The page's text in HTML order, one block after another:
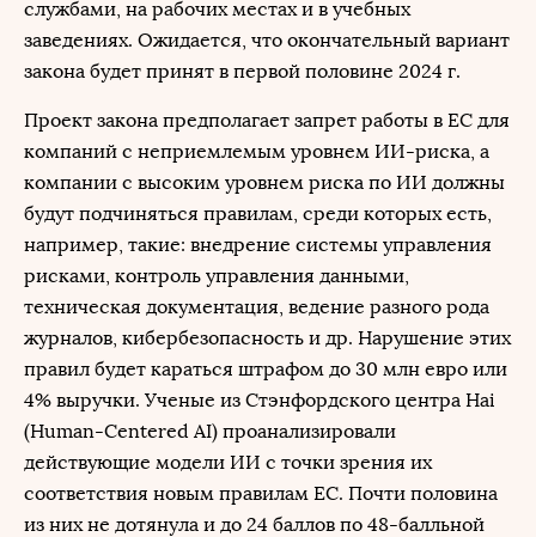
службами, на рабочих местах и в учебных
заведениях. Ожидается, что окончательный вариант
закона будет принят в первой половине 2024 г.
Проект закона предполагает запрет работы в ЕС для
компаний с неприемлемым уровнем ИИ-риска, а
компании с высоким уровнем риска по ИИ должны
будут подчиняться правилам, среди которых есть,
например, такие: внедрение системы управления
рисками, контроль управления данными,
техническая документация, ведение разного рода
журналов, кибербезопасность и др. Нарушение этих
правил будет караться штрафом до 30 млн евро или
4% выручки. Ученые из Стэнфордского центра Hai
(Human-Centered AI) проанализировали
действующие модели ИИ с точки зрения их
соответствия новым правилам ЕС. Почти половина
из них не дотянула и до 24 баллов по 48-балльной